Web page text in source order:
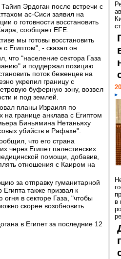
Эрдоган после встречи с
ас-Сиси заявил на
о готовности восстановить
сообщает EFE.
мы готовы восстановить
с Египтом", - сказал он.
что "население сектора Газа
и поддержал позицию
поток беженцев на
укрепил границу с
буферную зону, возвел
и под землей.
планы Израиля по
границе анклава с Египтом
Биньямина Нетаньяху
убийств в Рафахе".
что его страна
через Египет палестинских
помощи, добавив,
отношения с Каиром на
за отправку гуманитарной
также призвал к
в секторе Газа, "чтобы
скорее возобновить
в Египет за последние 12
в